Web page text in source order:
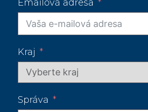
Emailová adresa
Kraj
Správa